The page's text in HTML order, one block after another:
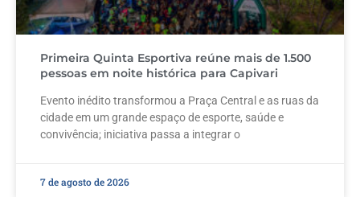
Primeira Quinta Esportiva reúne mais de 1.500
pessoas em noite histórica para Capivari
Evento inédito transformou a Praça Central e as ruas da
cidade em um grande espaço de esporte, saúde e
convivência; iniciativa passa a integrar o
7 de agosto de 2026